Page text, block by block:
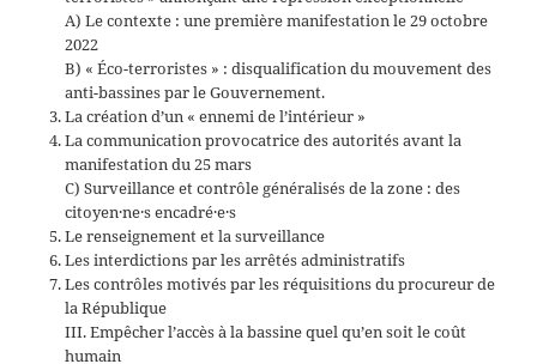
A) Le contexte : une première manifestation le 29 octobre
2022
B) « Éco-terroristes » : disqualification du mouvement des
anti-bassines par le Gouvernement.
La création d’un « ennemi de l’intérieur »
La communication provocatrice des autorités avant la
manifestation du 25 mars
C) Surveillance et contrôle généralisés de la zone : des
citoyen·ne·s encadré·e·s
Le renseignement et la surveillance
Les interdictions par les arrêtés administratifs
Les contrôles motivés par les réquisitions du procureur de
la République
III. Empêcher l’accès à la bassine quel qu’en soit le coût
humain